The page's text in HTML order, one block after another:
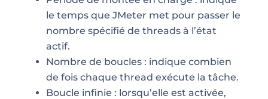
le temps que JMeter met pour passer le
nombre spécifié de threads à l’état
actif.
Nombre de boucles : indique combien
de fois chaque thread exécute la tâche.
Boucle infinie : lorsqu’elle est activée,